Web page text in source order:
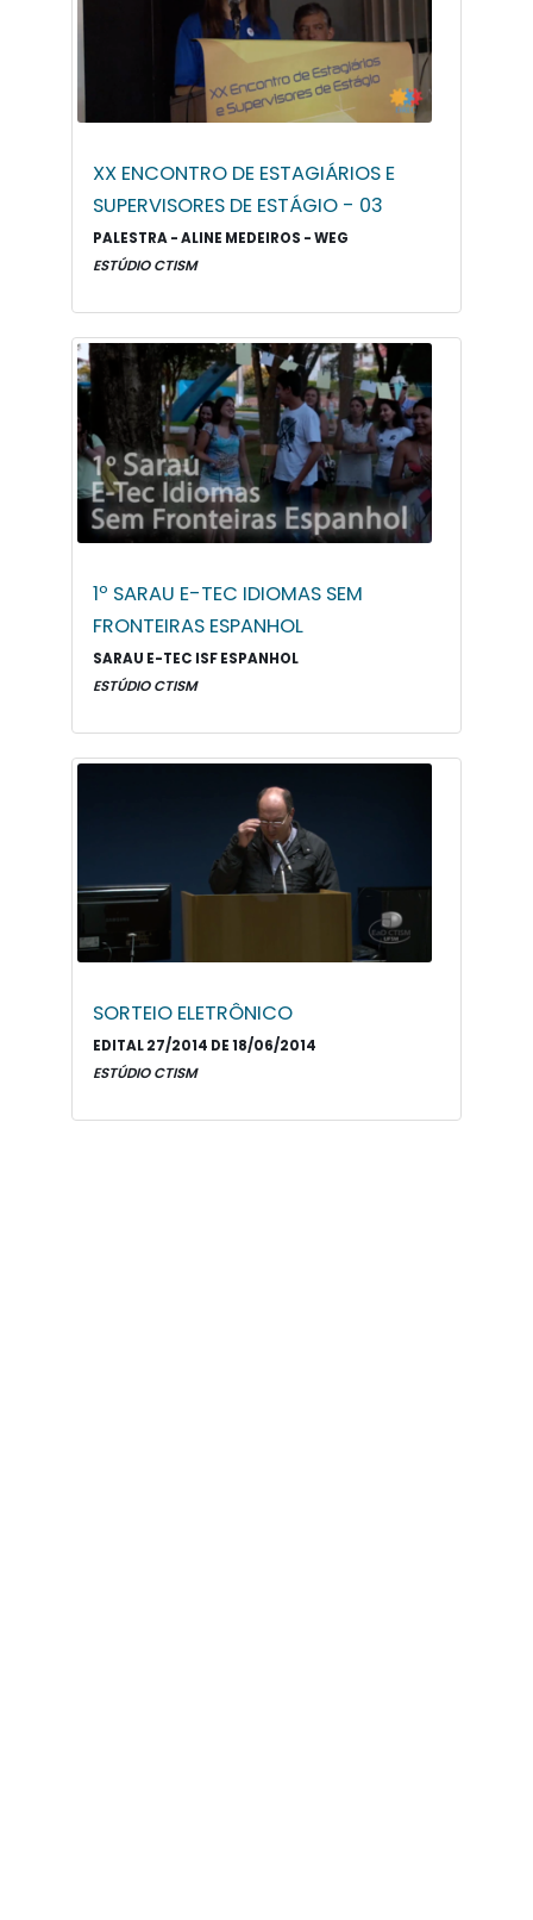
XX ENCONTRO DE ESTAGIÁRIOS E
SUPERVISORES DE ESTÁGIO - 03
PALESTRA - ALINE MEDEIROS - WEG
ESTÚDIO CTISM
1º SARAU E-TEC IDIOMAS SEM
FRONTEIRAS ESPANHOL
SARAU E-TEC ISF ESPANHOL
ESTÚDIO CTISM
SORTEIO ELETRÔNICO
EDITAL 27/2014 DE 18/06/2014
ESTÚDIO CTISM